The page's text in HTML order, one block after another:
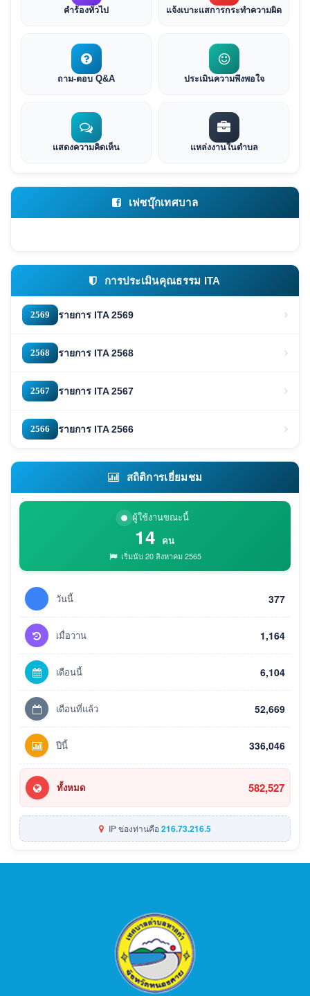
คำร้องทั่วไป แจ้งเบาะแสการกระทำความผิด
ถาม-ตอบ Q&A ประเมินความพึงพอใจ
แสดงความคิดเห็น แหล่งงานในตำบล
เฟซบุ๊กเทศบาล
การประเมินคุณธรรม ITA
2569 รายการ ITA 2569
2568 รายการ ITA 2568
2567 รายการ ITA 2567
2566 รายการ ITA 2566
สถิติการเยี่ยมชม
ผู้ใช้งานขณะนี้
14 คน
เริ่มนับ 20 สิงหาคม 2565
วันนี้ 377
เมื่อวาน 1,164
เดือนนี้ 6,104
เดือนที่แล้ว 52,669
ปีนี้ 336,046
ทั้งหมด 582,527
IP ของท่านคือ216.73.216.5